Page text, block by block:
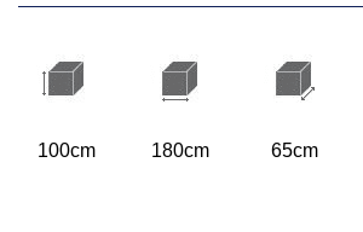
100cm 180cm 65cm